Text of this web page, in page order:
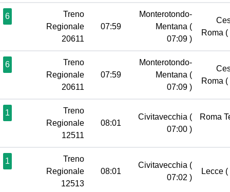
6
Treno
Regionale
20611
07:59
Monterotondo-
Mentana (
07:09 )
Roma (
6
Treno
Regionale
20611
07:59
Monterotondo-
Mentana (
07:09 )
Roma (
1
Treno
Regionale
12511
08:01
Civitavecchia (
07:00 )
Roma
1
Treno
Regionale
12513
08:01
Civitavecchia (
07:02 )
Lecce (